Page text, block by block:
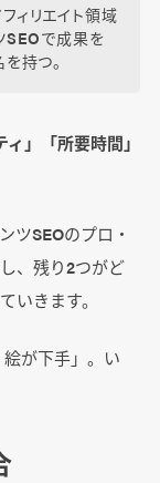
ィリエイト領域
SEOで成果を
持つ。
ィ」「所要時間」
ツSEOのプロ・
、残り2つがど
いきます。
が下手」。い